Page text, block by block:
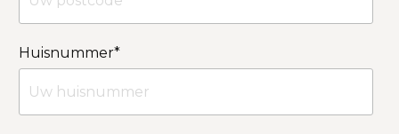
Huisnummer*